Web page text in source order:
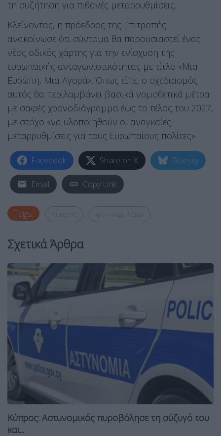
τη συζήτηση για πιθανές μεταρρυθμίσεις.
Κλείνοντας, η πρόεδρος της Επιτροπής
ανακοίνωσε ότι σύντομα θα παρουσιαστεί ένας
νέος οδικός χάρτης για την ενίσχυση της
ευρωπαϊκής ανταγωνιστικότητας με τίτλο «Μια
Ευρώπη, Μια Αγορά». Όπως είπε, ο σχεδιασμός
αυτός θα περιλαμβάνει βασικά νομοθετικά μέτρα
με σαφές χρονοδιάγραμμα έως το τέλος του 2027,
με στόχο «να υλοποιηθούν οι αναγκαίες
μεταρρυθμίσεις για τους Ευρωπαίους πολίτες».
Facebook Share on X Bluesky
Email Copy Link
Tags:
Σχετικά Άρθρα
Κύπρος: Αστυνομικός πυροβόλησε τη σύζυγό του
και...